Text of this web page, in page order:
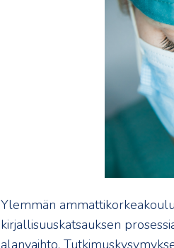
Ylemmän
kirjallisuuskatsauksen
alanvaihto.